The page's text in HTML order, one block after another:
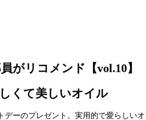
がリコメンド【vol.10】
くて美しいオイル
ーのプレゼント。実用的で愛らしい